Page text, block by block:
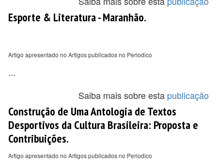
Esporte & Literatura - Maranhão.
Artigo apresentado no Artigos publicados no Periodico
...
Saiba mais sobre esta publicação
Construção de Uma Antologia de Textos
Desportivos da Cultura Brasileira: Proposta e
Contribuições.
Artigo apresentado no Artigos publicados no Periodico